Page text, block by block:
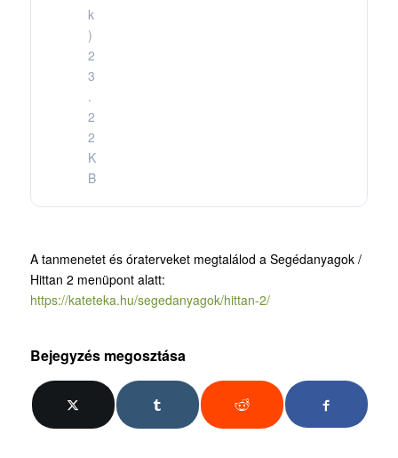
k
)
2
3
.
2
2
K
B
A tanmenetet és óraterveket megtalálod a Segédanyagok /
Hittan 2 menüpont alatt:
https://kateteka.hu/segedanyagok/hittan-2/
Bejegyzés megosztása